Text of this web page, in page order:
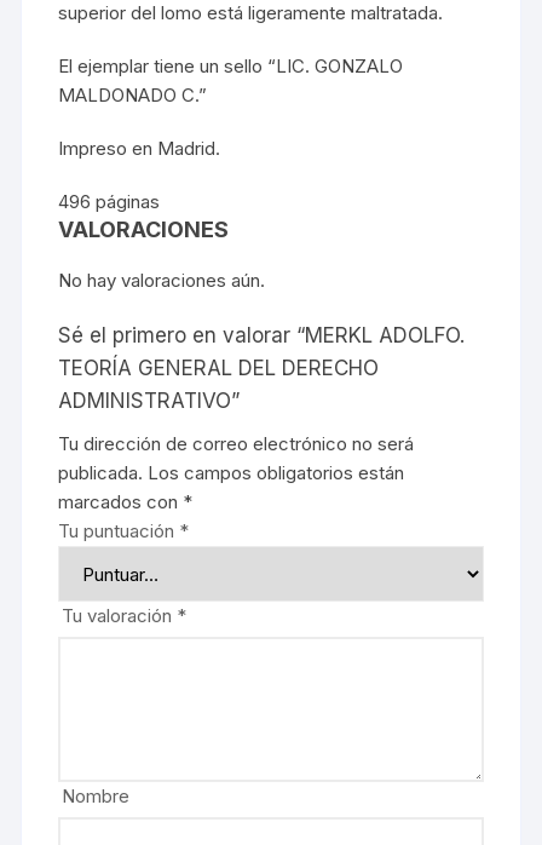
superior del lomo está ligeramente maltratada.
El ejemplar tiene un sello “LIC. GONZALO
MALDONADO C.”
Impreso en Madrid.
496 páginas
VALORACIONES
No hay valoraciones aún.
Sé el primero en valorar “MERKL ADOLFO.
TEORÍA GENERAL DEL DERECHO
ADMINISTRATIVO”
Tu dirección de correo electrónico no será
publicada. Los campos obligatorios están
marcados con *
Tu puntuación *
Tu valoración *
Nombre